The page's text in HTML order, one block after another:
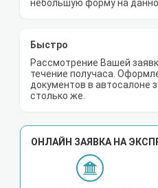
небольшую форму на
Быстро
Рассмотрение Вашей
течение получаса.
документов в автосалоне
столько же.
ОНЛАЙН ЗАЯВКА НА